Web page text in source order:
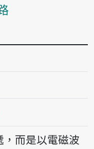
區
放音讀bô-suànn-
而是以電磁波